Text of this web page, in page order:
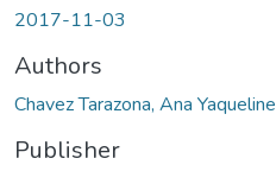
2017-11-03
Authors
Chavez Tarazona, Ana Yaqueline
Publisher